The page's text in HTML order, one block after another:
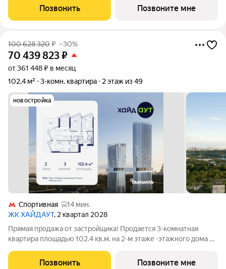
Победы, Долина реки Сетунь, МГУ, Москва-Сити, Воробьевы
горы. Высота потолков 3,25 м.
Позвонить Позвоните мне
100 628 320₽ –30%
70 439 823₽
от 361 448 ₽ в месяц
102,4 м²
3-комн. квартира 2 этаж из 49
новостройка
Спортивная
14 мин.
ЖК ХАЙДАУТ, 2 квартал 2028
Прямая продажа от застройщика! Продается 3-комнатная
квартира площадью 102.4 кв.м. на 2-м этаже -этажного дома в
Победы, Долина реки Сетунь, МГУ, Москва-Сити, Воробьевы
Позвонить Позвоните мне